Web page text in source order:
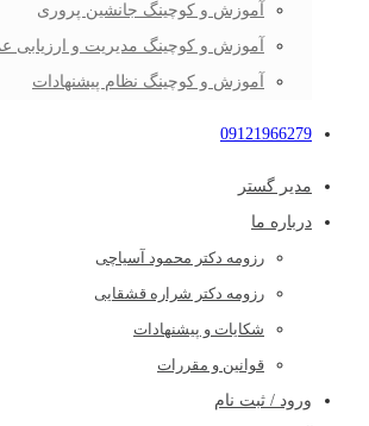
آموزش و کوچینگ جانشین پروری
آموزش و کوچینگ مدیریت و ارزیابی
آموزش و کوچینگ نظام پیشنهادات
09121966279
مدیر گستر
درباره ما
رزومه دکتر محمود آسیاچی
رزومه دکتر شراره قشقایی
شکایات و پیشنهادات
قوانین و مقررات
ورود / ثبت نام